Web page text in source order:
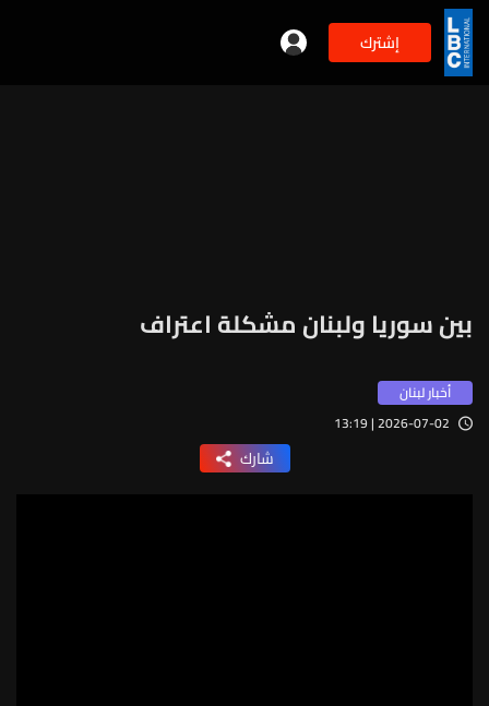
إشترك
بين سوريا ولبنان مشكلة اعتراف
أخبار لبنان
2026-07-02 | 13:19
شارك